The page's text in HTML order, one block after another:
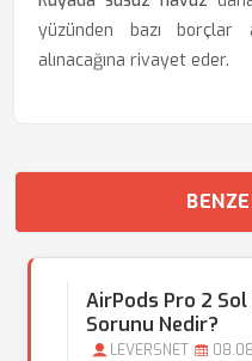
yüzünden bazı borçlar
alınacağına rivayet eder.
AirPods Pro 2 Sol
Sorunu Nedir?
LEVERSNET